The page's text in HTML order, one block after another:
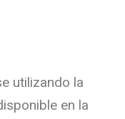
utilizando la
en la